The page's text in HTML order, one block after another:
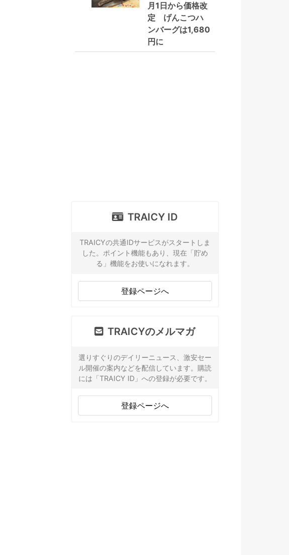
月1日から価格改
定 げんこつハ
ンバーグは1,680
円に
TRAICY ID
TRAICYの共通IDサービスがスタートしま
した。ポイント機能もあり、現在「貯め
る」機能をお使いになれます。
登録ページへ
TRAICYのメルマガ
選りすぐりのデイリーニュース、激安セー
ル開催の案内などを配信しています。購読
には「TRAICY ID」への登録が必要です。
登録ページへ